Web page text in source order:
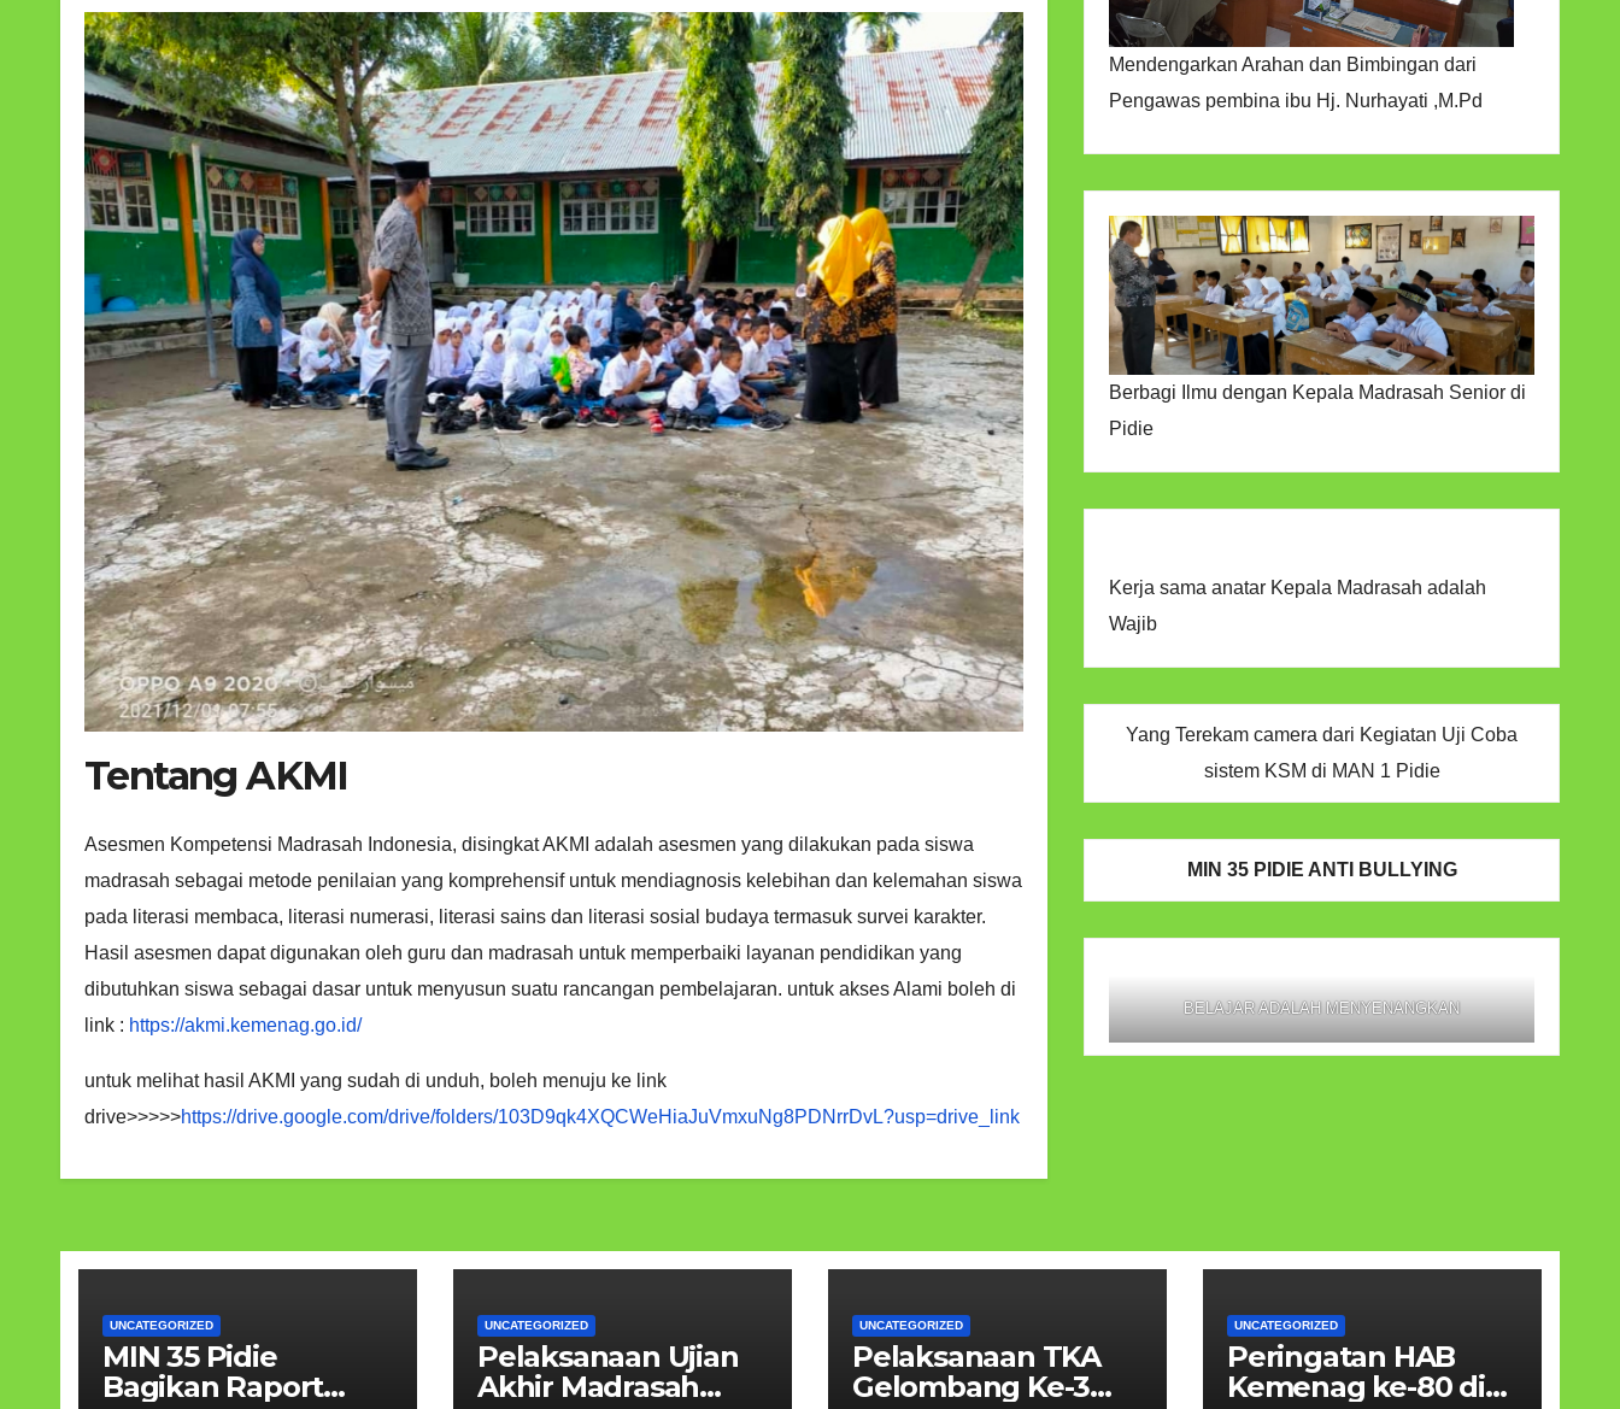
Tentang AKMI
Asesmen Kompetensi Madrasah Indonesia, disingkat AKMI adalah asesmen yang dilakukan pada siswa
madrasah sebagai metode penilaian yang komprehensif untuk mendiagnosis kelebihan dan kelemahan siswa
pada literasi membaca, literasi numerasi, literasi sains dan literasi sosial budaya termasuk survei karakter.
Hasil asesmen dapat digunakan oleh guru dan madrasah untuk memperbaiki layanan pendidikan yang
dibutuhkan siswa sebagai dasar untuk menyusun suatu rancangan pembelajaran. untuk akses Alami boleh di
link : https://akmi.kemenag.go.id/
untuk melihat hasil AKMI yang sudah di unduh, boleh menuju ke link
drive>>>>>https://drive.google.com/drive/folders/103D9qk4XQCWeHiaJuVmxuNg8PDNrrDvL?usp=drive_link
Mendengarkan Arahan dan Bimbingan dari
Pengawas pembina ibu Hj. Nurhayati ,M.Pd
Berbagi Ilmu dengan Kepala Madrasah Senior di
Pidie
Kerja sama anatar Kepala Madrasah adalah
Wajib
Yang Terekam camera dari Kegiatan Uji Coba
sistem KSM di MAN 1 Pidie
MIN 35 PIDIE ANTI BULLYING
BELAJAR ADALAH MENYENANGKAN
UNCATEGORIZED
MIN 35 Pidie
Bagikan Raport
UNCATEGORIZED
Pelaksanaan Ujian
Akhir Madrasah
UNCATEGORIZED
Pelaksanaan TKA
Gelombang Ke-3
UNCATEGORIZED
Peringatan HAB
Kemenag ke-80 di